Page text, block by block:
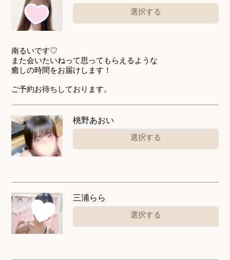
南るいです♡
また会いたいねって思ってもらえるような
癒しの時間をお届けします！
ご予約お待ちしております。
選択する
桃野あおい
選択する
三浦らら
選択する